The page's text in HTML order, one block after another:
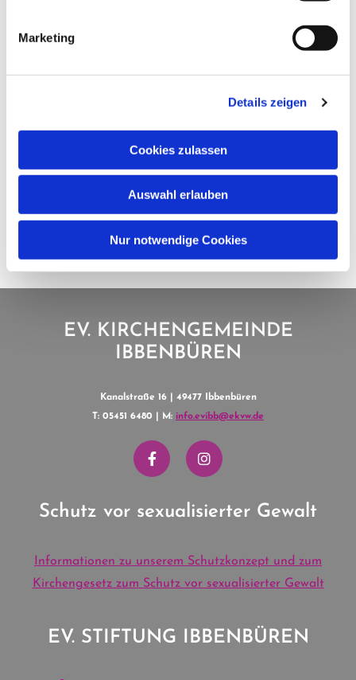
Marketing
Details zeigen
Cookies zulassen
Auswahl erlauben
Nur notwendige Cookies
EV. KIRCHENGEMEINDE
IBBENBÜREN
Kanalstraße 16 | 49477 Ibbenbüren
T: 05451 6480 | M: info.evibb@ekvw.de
Schutz vor sexualisierter Gewalt
Informationen zu unserem Schutzkonzept und zum
Kirchengesetz zum Schutz vor sexualisierter Gewalt
EV. STIFTUNG IBBENBÜREN